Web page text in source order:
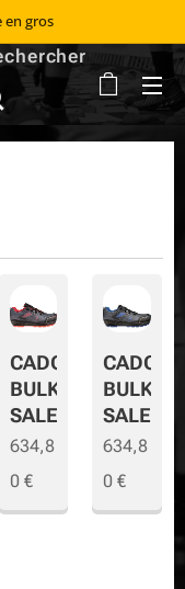
gros 📦
CADOR
BULK
SALE
634,8
0€
CADOR-
BULK-
SALE
634,8
0 €